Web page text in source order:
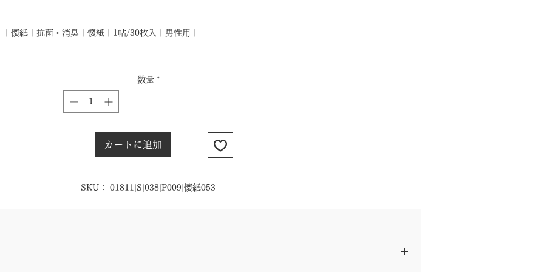
｜懐紙｜抗菌・消臭｜懐紙｜1帖/30枚入｜男性用｜
数量 *
カートに追加
SKU： 01811|S|038|P009|懐紙053